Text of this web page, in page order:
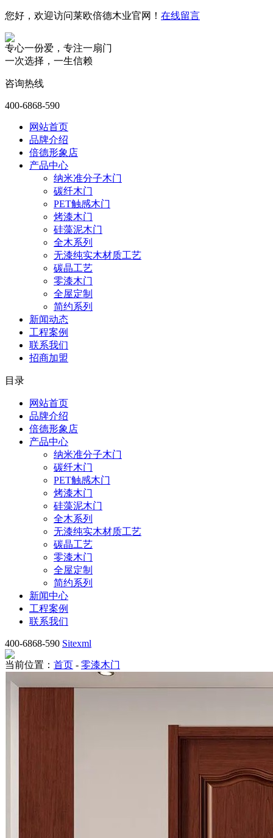
您好，欢迎访问莱欧倍德木业官网！ 在线留言
专心一份爱，专注一扇门
一次选择，一生信赖
咨询热线
400-6868-590
网站首页
品牌介绍
倍德形象店
产品中心
纳米准分子木门
碳纤木门
PET触感木门
烤漆木门
硅藻泥木门
全木系列
无漆纯实木材质工艺
碳晶工艺
零漆木门
全屋定制
简约系列
新闻动态
工程案例
联系我们
招商加盟
目录
网站首页
品牌介绍
倍德形象店
产品中心
纳米准分子木门
碳纤木门
PET触感木门
烤漆木门
硅藻泥木门
全木系列
无漆纯实木材质工艺
碳晶工艺
零漆木门
全屋定制
简约系列
新闻中心
工程案例
联系我们
400-6868-590 Sitexml
当前位置： 首页 - 零漆木门